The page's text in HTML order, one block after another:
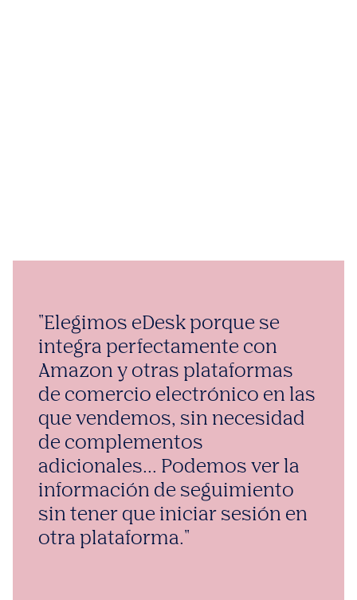
"Elegimos eDesk porque se
integra perfectamente con
Amazon y otras plataformas
de comercio electrónico en las
que vendemos, sin necesidad
de complementos
adicionales... Podemos ver la
información de seguimiento
sin tener que iniciar sesión en
otra plataforma."